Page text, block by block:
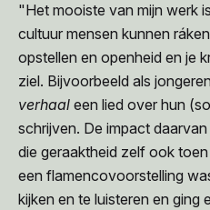
"Het mooiste van mijn werk
cultuur mensen kunnen
opstellen en openheid en je
ziel. Bijvoorbeeld als
verhaal een lied over hun
schrijven. De impact
die geraaktheid zelf ook
een flamencovoorstelling
kijken en te luisteren en ging